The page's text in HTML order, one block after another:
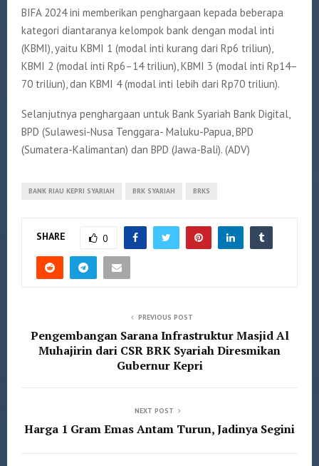
BIFA 2024 ini memberikan penghargaan kepada beberapa
kategori diantaranya kelompok bank dengan modal inti
(KBMI), yaitu KBMI 1 (modal inti kurang dari Rp6 triliun),
KBMI 2 (modal inti Rp6–14 triliun), KBMI 3 (modal inti Rp14–
70 triliun), dan KBMI 4 (modal inti lebih dari Rp70 triliun).
Selanjutnya penghargaan untuk Bank Syariah Bank Digital,
BPD (Sulawesi-Nusa Tenggara- Maluku-Papua, BPD
(Sumatera-Kalimantan) dan BPD (Jawa-Bali). (ADV)
BANK RIAU KEPRI SYARIAH BRK SYARIAH BRKS
SHARE 0
PREVIOUS POST
Pengembangan Sarana Infrastruktur Masjid Al
Muhajirin dari CSR BRK Syariah Diresmikan
Gubernur Kepri
NEXT POST
Harga 1 Gram Emas Antam Turun, Jadinya Segini